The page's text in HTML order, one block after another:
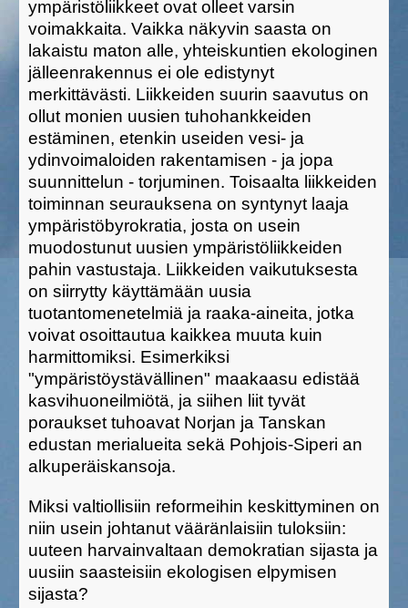
ympäristöliikkeet ovat olleet varsin
voimakkaita. Vaikka näkyvin saasta on
lakaistu maton alle, yhteiskuntien ekologinen
jälleenrakennus ei ole edistynyt
merkittävästi. Liikkeiden suurin saavutus on
ollut monien uusien tuhohankkeiden
estäminen, etenkin useiden vesi- ja
ydinvoimaloiden rakentamisen - ja jopa
suunnittelun - torjuminen. Toisaalta liikkeiden
toiminnan seurauksena on syntynyt laaja
ympäristöbyrokratia, josta on usein
muodostunut uusien ympäristöliikkeiden
pahin vastustaja. Liikkeiden vaikutuksesta
on siirrytty käyttämään uusia
tuotantomenetelmiä ja raaka-aineita, jotka
voivat osoittautua kaikkea muuta kuin
harmittomiksi. Esimerkiksi
"ympäristöystävällinen" maakaasu edistää
kasvihuoneilmiötä, ja siihen liit tyvät
poraukset tuhoavat Norjan ja Tanskan
edustan merialueita sekä Pohjois-Siperi an
alkuperäiskansoja.
Miksi valtiollisiin reformeihin keskittyminen on
niin usein johtanut vääränlaisiin tuloksiin:
uuteen harvainvaltaan demokratian sijasta ja
uusiin saasteisiin ekologisen elpymisen
sijasta?